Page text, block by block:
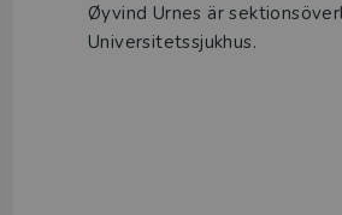
Øyvind Urnes är
Universitetssjukhus.